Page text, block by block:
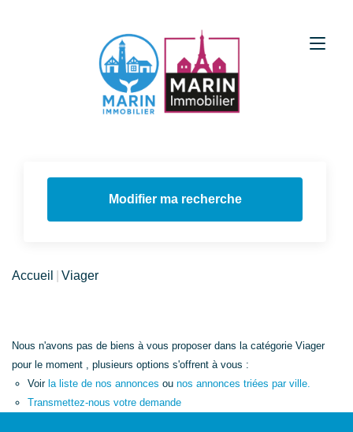
Modifier ma recherche
Accueil Viager
Nous n'avons pas de biens à vous proposer dans la catégorie Viager
pour le moment , plusieurs options s'offrent à vous :
Voir la liste de nos annonces ou nos annonces triées par ville.
Transmettez-nous votre demande